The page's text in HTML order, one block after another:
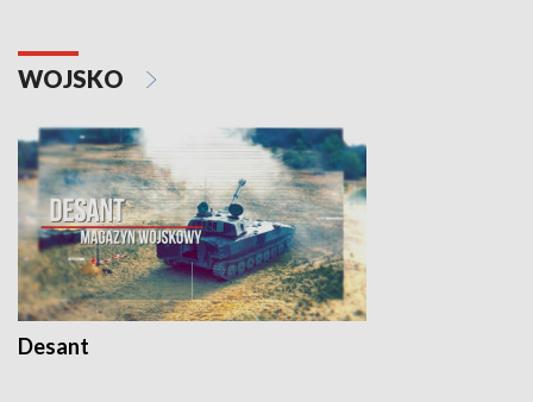
WOJSKO
Desant